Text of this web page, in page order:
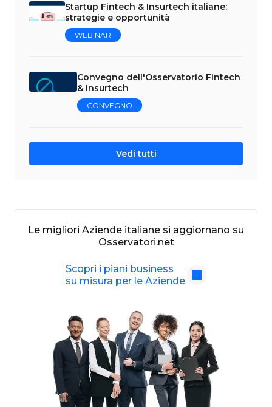
Startup Fintech & Insurtech italiane:
strategie e opportunità
WEBINAR
Convegno dell'Osservatorio Fintech
& Insurtech
CONVEGNO
Vedi tutti
Le migliori Aziende italiane si aggiornano su
Osservatori.net
Scopri i piani business
su misura per le Aziende